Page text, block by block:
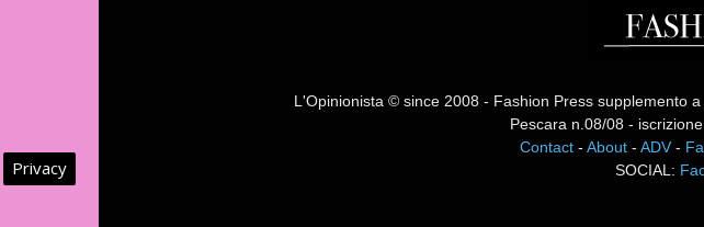
L'Opinionista © since 2008 - Fashion Press supplemento
Pescara n.08/08 -
Contact- About- ADV-
SOCIAL:
Privacy